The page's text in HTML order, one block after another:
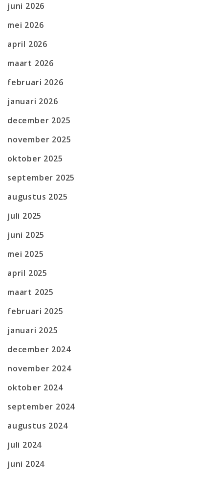
juni 2026
mei 2026
april 2026
maart 2026
februari 2026
januari 2026
december 2025
november 2025
oktober 2025
september 2025
augustus 2025
juli 2025
juni 2025
mei 2025
april 2025
maart 2025
februari 2025
januari 2025
december 2024
november 2024
oktober 2024
september 2024
augustus 2024
juli 2024
juni 2024